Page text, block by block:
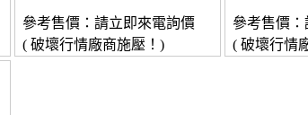
參考售價：請立即來電詢價
( 破壞行情廠商施壓！)
參考售價：
( 破壞行情